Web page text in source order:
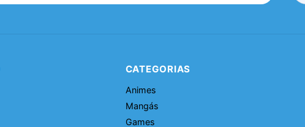
CATEGORIAS
Animes
Mangás
Games